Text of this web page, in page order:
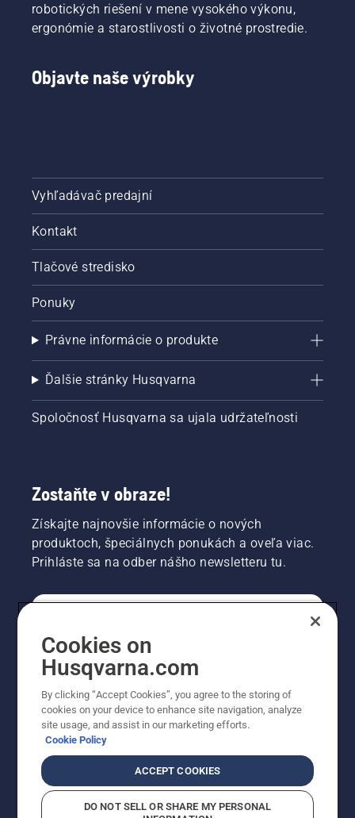
robotických riešení v mene vysokého výkonu,
ergonómie a starostlivosti o životné prostredie.
Objavte naše výrobky
Vyhľadávač predajní
Kontakt
Tlačové stredisko
Ponuky
Právne informácie o produkte
Ďalšie stránky Husqvarna
Spoločnosť Husqvarna sa ujala udržateľnosti
Zostaňte v obraze!
Získajte najnovšie informácie o nových
produktoch, špeciálnych ponukách a oveľa viac.
Prihláste sa na odber nášho newsletteru tu.
PROFESIONÁLNE
Cookies on
Husqvarna.com
By clicking “Accept Cookies”, you agree to the storing of
cookies on your device to enhance site navigation, analyze
site usage, and assist in our marketing efforts.
Cookie Policy
ACCEPT COOKIES
DO NOT SELL OR SHARE MY PERSONAL